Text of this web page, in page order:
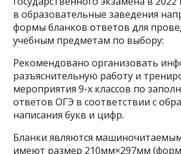
в образовательные заведения
формы бланков ответов для
учебным предметам по выбору:
Рекомендовано организовать
разъяснительную работу и
мероприятия 9-х классов по
ответов ОГЭ в соответствии с
написания букв и цифр.
Бланки являются
имеют размер 210мм×297мм